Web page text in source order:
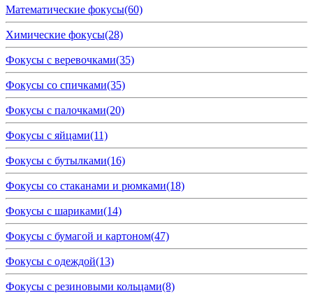
Математические фокусы(60)
Химические фокусы(28)
Фокусы с веревочками(35)
Фокусы со спичками(35)
Фокусы с палочками(20)
Фокусы с яйцами(11)
Фокусы с бутылками(16)
Фокусы со стаканами и рюмками(18)
Фокусы с шариками(14)
Фокусы с бумагой и картоном(47)
Фокусы с одеждой(13)
Фокусы с резиновыми кольцами(8)